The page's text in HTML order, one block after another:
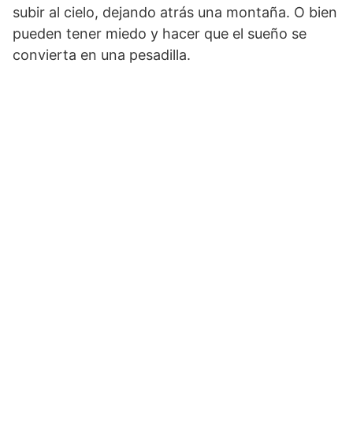
subir al cielo, dejando atrás una montaña. O bien
pueden tener miedo y hacer que el sueño se
convierta en una pesadilla.